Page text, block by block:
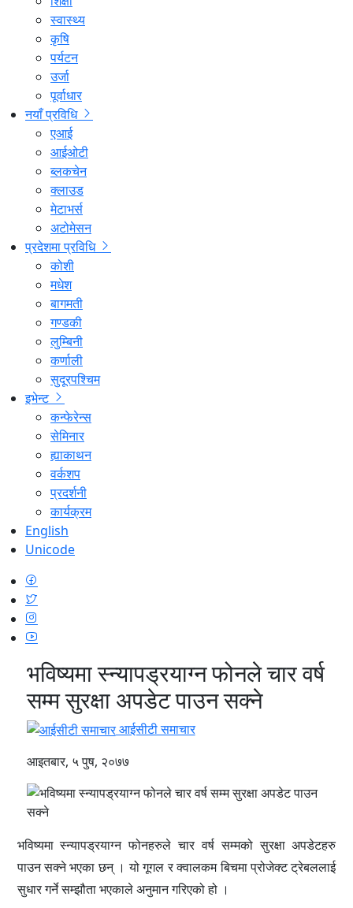
स्वास्थ्य
कृषि
पर्यटन
उर्जा
पूर्वाधार
नयाँ प्रविधि
एआई
आईओटी
ब्लकचेन
क्लाउड
मेटाभर्स
अटोमेसन
प्रदेशमा प्रविधि
कोशी
मधेश
बागमती
गण्डकी
लुम्बिनी
कर्णाली
सुदूरपश्चिम
इभेन्ट
कन्फेरेन्स
सेमिनार
ह्याकाथन
वर्कशप
प्रदर्शनी
कार्यक्रम
English
Unicode
भविष्यमा स्न्यापड्रयाग्न फोनले चार वर्ष
सम्म सुरक्षा अपडेट पाउन सक्ने
आईसीटी समाचार
आइतबार, ५ पुष, २०७७
भविष्यमा स्न्यापड्रयाग्न फोनहरुले चार वर्ष सम्मको सुरक्षा अपडेटहरु
पाउन सक्ने भएका छन् । यो गूगल र क्वालकम बिचमा प्रोजेक्ट ट्रेबललाई
सुधार गर्ने सम्झौता भएकाले अनुमान गरिएको हो ।